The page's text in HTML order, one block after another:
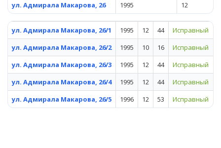
ул. Адмирала Макарова, 26 1995 12
ул. Адмирала Макарова, 26/1 1995 12 44
Исправный
ул. Адмирала Макарова, 26/2
1995 10 16
Исправный
ул. Адмирала Макарова, 26/3
1995 12 44
Исправный
ул. Адмирала Макарова, 26/4
1995 12 44
Исправный
ул. Адмирала Макарова, 26/5
1996 12 53 Исправный